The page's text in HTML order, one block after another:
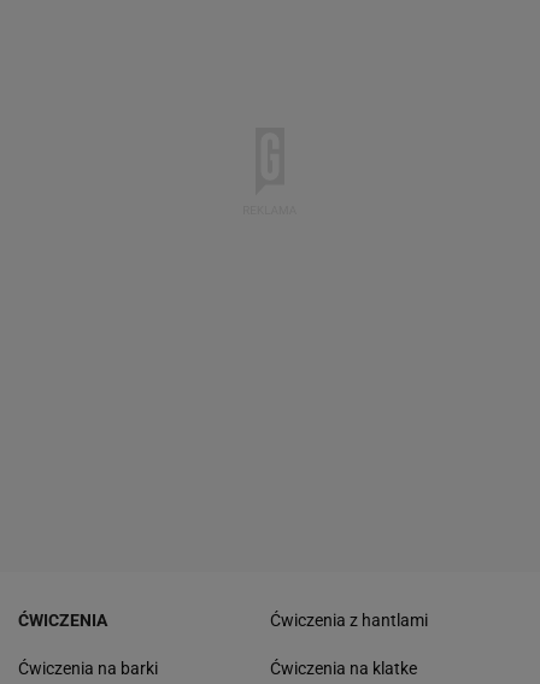
ĆWICZENIA
Ćwiczenia na barki
Ćwiczenia z hantlami
Ćwiczenia na klatke